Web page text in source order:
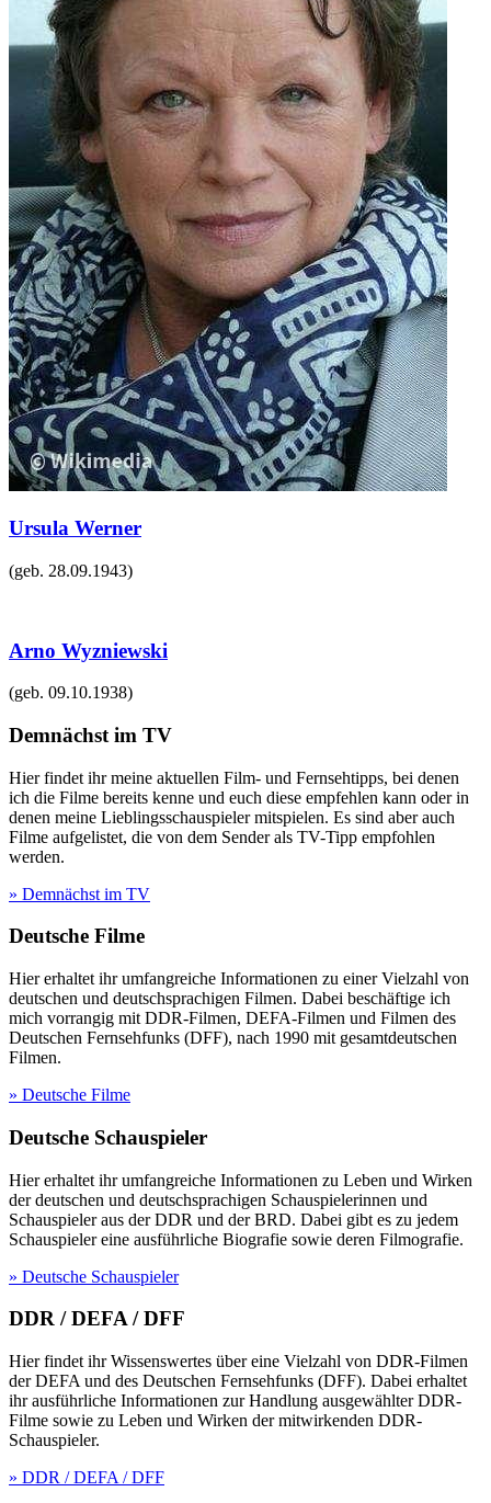
Ursula Werner
(geb. 28.09.1943)
Arno Wyzniewski
(geb. 09.10.1938)
Demnächst im TV
Hier findet ihr meine aktuellen Film- und Fernsehtipps, bei denen
ich die Filme bereits kenne und euch diese empfehlen kann oder in
denen meine Lieblingsschauspieler mitspielen. Es sind aber auch
Filme aufgelistet, die von dem Sender als TV-Tipp empfohlen
werden.
» Demnächst im TV
Deutsche Filme
Hier erhaltet ihr umfangreiche Informationen zu einer Vielzahl von
deutschen und deutschsprachigen Filmen. Dabei beschäftige ich
mich vorrangig mit DDR-Filmen, DEFA-Filmen und Filmen des
Deutschen Fernsehfunks (DFF), nach 1990 mit gesamtdeutschen
Filmen.
» Deutsche Filme
Deutsche Schauspieler
Hier erhaltet ihr umfangreiche Informationen zu Leben und Wirken
der deutschen und deutschsprachigen Schauspielerinnen und
Schauspieler aus der DDR und der BRD. Dabei gibt es zu jedem
Schauspieler eine ausführliche Biografie sowie deren Filmografie.
» Deutsche Schauspieler
DDR / DEFA / DFF
Hier findet ihr Wissenswertes über eine Vielzahl von DDR-Filmen
der DEFA und des Deutschen Fernsehfunks (DFF). Dabei erhaltet
ihr ausführliche Informationen zur Handlung ausgewählter DDR-
Filme sowie zu Leben und Wirken der mitwirkenden DDR-
Schauspieler.
» DDR / DEFA / DFF